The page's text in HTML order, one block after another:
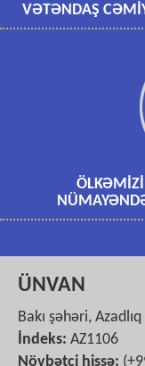
ÜNVAN
Bakı şəhəri,
İndeks:AZ1106
Növbətçi hissə:
Faks:(+99412)